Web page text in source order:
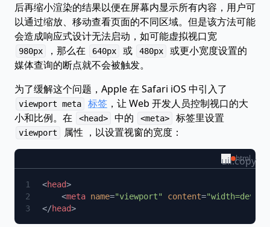
后再缩小渲染的结果以便在屏幕内显示所有内容，用户可
以通过缩放、移动查看页面的不同区域。但是该方法可能
会造成响应式设计无法启动，如可能虚拟视口宽
980px ，那么在 640px 或 480px
或更小宽度设置的
媒体查询的断点就不会被触发。
为了缓解这个问题，Apple 在 Safari iOS 中引入了
viewport meta 标签 ，让 Web 开发人员控制视口的大
小和比例。在
<head> 中的 <meta> 标签里设置
viewport 属性 ，以设置视窗的宽度：
uil:copy
html
<head
    <
meta name="viewport" content=
</head